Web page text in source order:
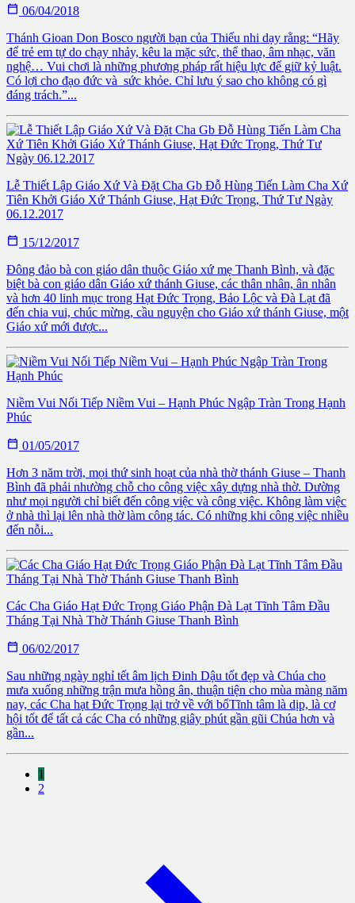
 06/04/2018
Thánh Gioan Don Bosco người bạn của Thiếu nhi dạy rằng: “Hãy
để trẻ em tự do chạy nhảy, kêu la mặc sức, thể thao, âm nhạc, văn
nghệ… Vui chơi là những phương pháp rất hiệu lực để giữ kỷ luật.
Có lợi cho đạo đức và sức khỏe. Chỉ lưu ý sao cho không có gì
đáng trách.”...
Lễ Thiết Lập Giáo Xứ Và Đặt Cha Gb Đỗ Hùng Tiến Làm Cha Xứ
Tiên Khởi Giáo Xứ Thánh Giuse, Hạt Đức Trọng, Thứ Tư Ngày
06.12.2017
 15/12/2017
Đông đảo bà con giáo dân thuộc Giáo xứ mẹ Thanh Bình, và đặc
biệt bà con giáo dân Giáo xứ thánh Giuse, các thân nhân, ân nhân
và hơn 40 linh mục trong Hạt Đức Trọng, Bảo Lộc và Đà Lạt đã
đến chia vui, chúc mừng, cầu nguyện cho Giáo xứ thánh Giuse, một
Giáo xứ mới được...
Niềm Vui Nối Tiếp Niềm Vui – Hạnh Phúc Ngập Tràn Trong Hạnh
Phúc
 01/05/2017
Hơn 3 năm trời, mọi thứ sinh hoạt của nhà thờ thánh Giuse – Thanh
Bình đã phải nhường chỗ cho công việc xây dựng nhà thờ. Dường
như mọi người chỉ biết đến công việc và công việc. Không làm việc
ở nhà thì lại lên nhà thờ làm công tác. Có những khi công việc nhiều
đến nỗi...
Các Cha Giáo Hạt Đức Trọng Giáo Phận Đà Lạt Tĩnh Tâm Đầu
Tháng Tại Nhà Thờ Thánh Giuse Thanh Bình
 06/02/2017
Sau những ngày nghỉ tết âm lịch Đinh Dậu tốt đẹp và Chúa cho
mưa xuống những trận mưa hồng ân, thuận tiện cho mùa màng năm
nay, các Cha hạt Đức Trọng lại trở về với bổTĩnh tâm là dịp, là cơ
hội tốt để tất cả các Cha có những giây phút gần gũi Chúa hơn và
gần...
1
2